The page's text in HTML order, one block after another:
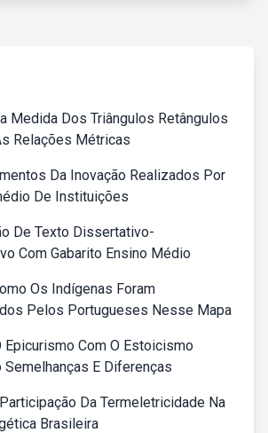
Medida Dos Triângulos Retângulos
Relações Métricas
Da Inovação Realizados Por
De Instituições
De Texto Dissertativo-
Com Gabarito Ensino Médio
Os Indígenas Foram
Pelos Portugueses Nesse Mapa
Epicurismo Com O Estoicismo
Semelhanças E Diferenças
Da Termeletricidade Na
Brasileira